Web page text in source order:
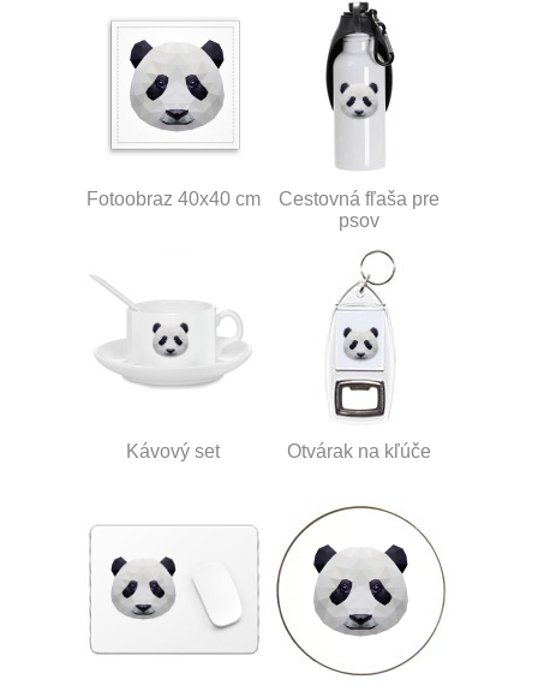
Fotoobraz 40x40 cm
Cestovná fľaša pre
psov
Kávový set Otvárak na kľúče